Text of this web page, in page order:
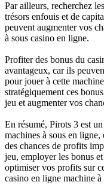
Par ailleurs, recherchez
trésors enfouis et de
peuvent augmenter vos
à sous casino en ligne.
Profiter des bonus du
avantageux, car ils
pour jouer à cette
stratégiquement ces
jeu et augmenter vos
En résumé, Pirots 3 est
machines à sous en
des chances de profits
jeu, employer les bonus
optimiser vos profits sur
casino en ligne machine à